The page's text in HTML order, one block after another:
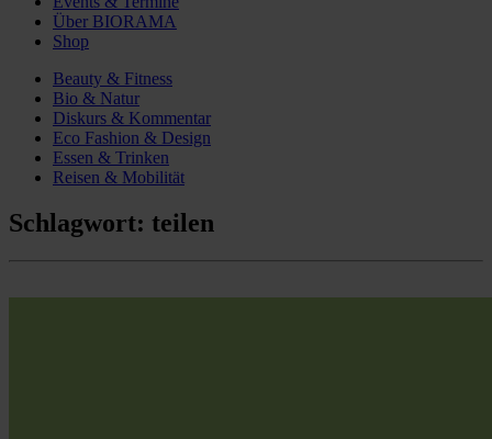
Über BIORAMA
Shop
Beauty & Fitness
Bio & Natur
Diskurs & Kommentar
Eco Fashion & Design
Essen & Trinken
Reisen & Mobilität
Schlagwort: teilen